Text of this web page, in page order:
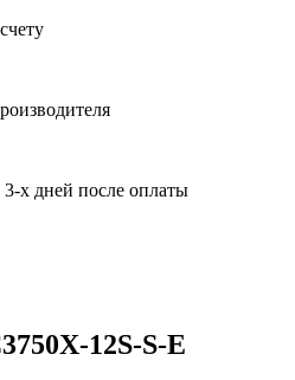
х дней после оплаты
12S-S-E